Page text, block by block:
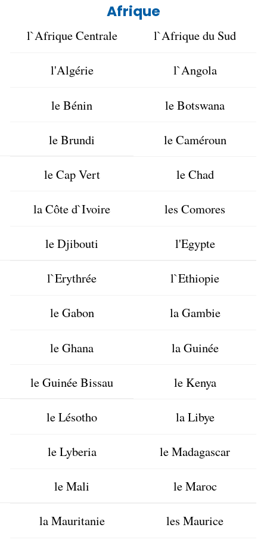
Afrique
l`Afrique Centrale l`Afrique du Sud
l'Algérie l`Angola
le Bénin le Botswana
le Brundi le Caméroun
le Cap Vert le Chad
la Côte d`Ivoire les Comores
le Djibouti l'Egypte
l`Erythrée l`Ethiopie
le Gabon la Gambie
le Ghana la Guinée
le Guinée Bissau le Kenya
le Lésotho la Libye
le Lyberia le Madagascar
le Mali le Maroc
la Mauritanie les Maurice